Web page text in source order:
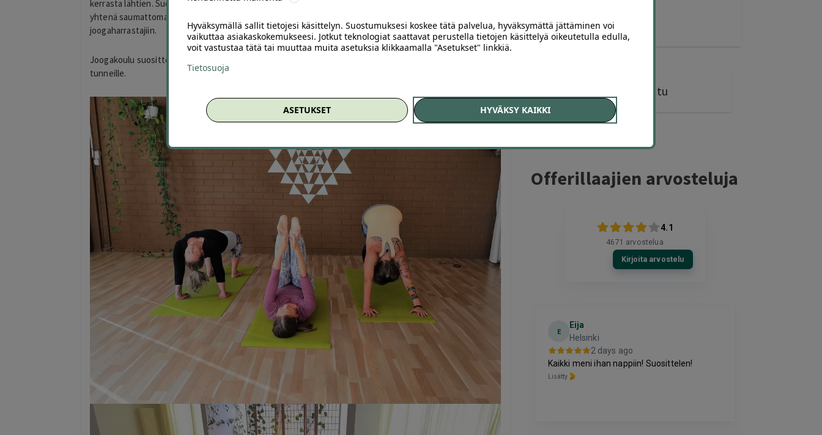
kerrasta lähtien. Suoritusvapaa shaktajooga rentouttaa, kohentaa yleiskuntoa ja saa kehon toimimaan
yhtenä saumattomana kokonaisuutena. Tunnit sopivat kaikentasoisille ensikertalaisista jo kokeneempiin
joogaharrastajiin.
Joogakoulu suosittelee, että aloitat Tasapainottava Flow -tunnilta, jonka jälkeen voit osallistua kaikille
tunneille.
ostettu
Offerillaajien arvosteluja
4.1
4671 arvostelua
Kirjoita arvostelu
T
timo
helsinki
2 days ago
kiitos hienosti toimi
Jarkko
Ylöjärvi
Helppo, vaivaton ja edullinen hinta
E
Eija
Helsinki
2 days ago
Kaikki meni ihan nappiin! Suosittelen!
Lisätty
Hyväksymällä sallit tietojesi käsittelyn. Suostumuksesi koskee tätä palvelua, hyväksymättä jättäminen voi
vaikuttaa asiakaskokemukseesi. Jotkut teknologiat saattavat perustella tietojen käsittelyä oikeutetulla edulla,
voit vastustaa tätä tai muuttaa muita asetuksia klikkaamalla "Asetukset" linkkiä.
Tietosuoja
ASETUKSET HYVÄKSY KAIKKI